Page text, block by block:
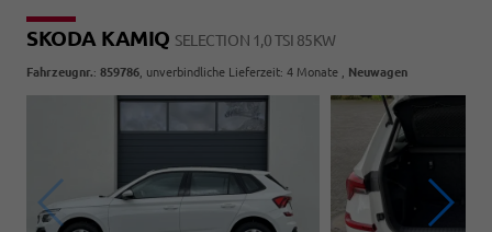
SKODA KAMIQ SELECTION 1,0 TSI 85KW
Fahrzeugnr.: 859786 , unverbindliche Lieferzeit: 4 Monate Neuwagen